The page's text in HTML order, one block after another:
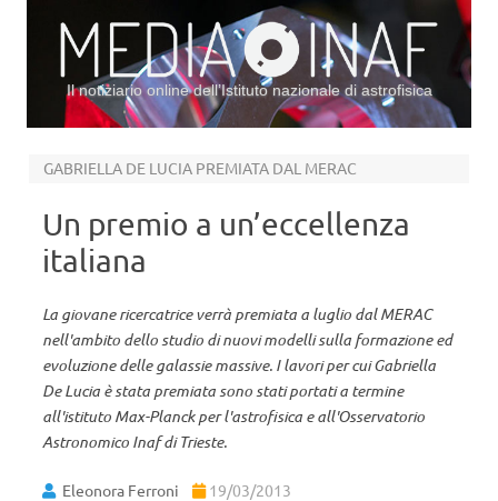
Il notiziario online dell’Istituto nazionale di astrofisica
GABRIELLA DE LUCIA PREMIATA DAL MERAC
Un premio a un’eccellenza
italiana
La giovane ricercatrice verrà premiata a luglio dal MERAC
nell'ambito dello studio di nuovi modelli sulla formazione ed
evoluzione delle galassie massive. I lavori per cui Gabriella
De Lucia è stata premiata sono stati portati a termine
all'istituto Max-Planck per l'astrofisica e all'Osservatorio
Astronomico Inaf di Trieste.
Eleonora Ferroni 19/03/2013